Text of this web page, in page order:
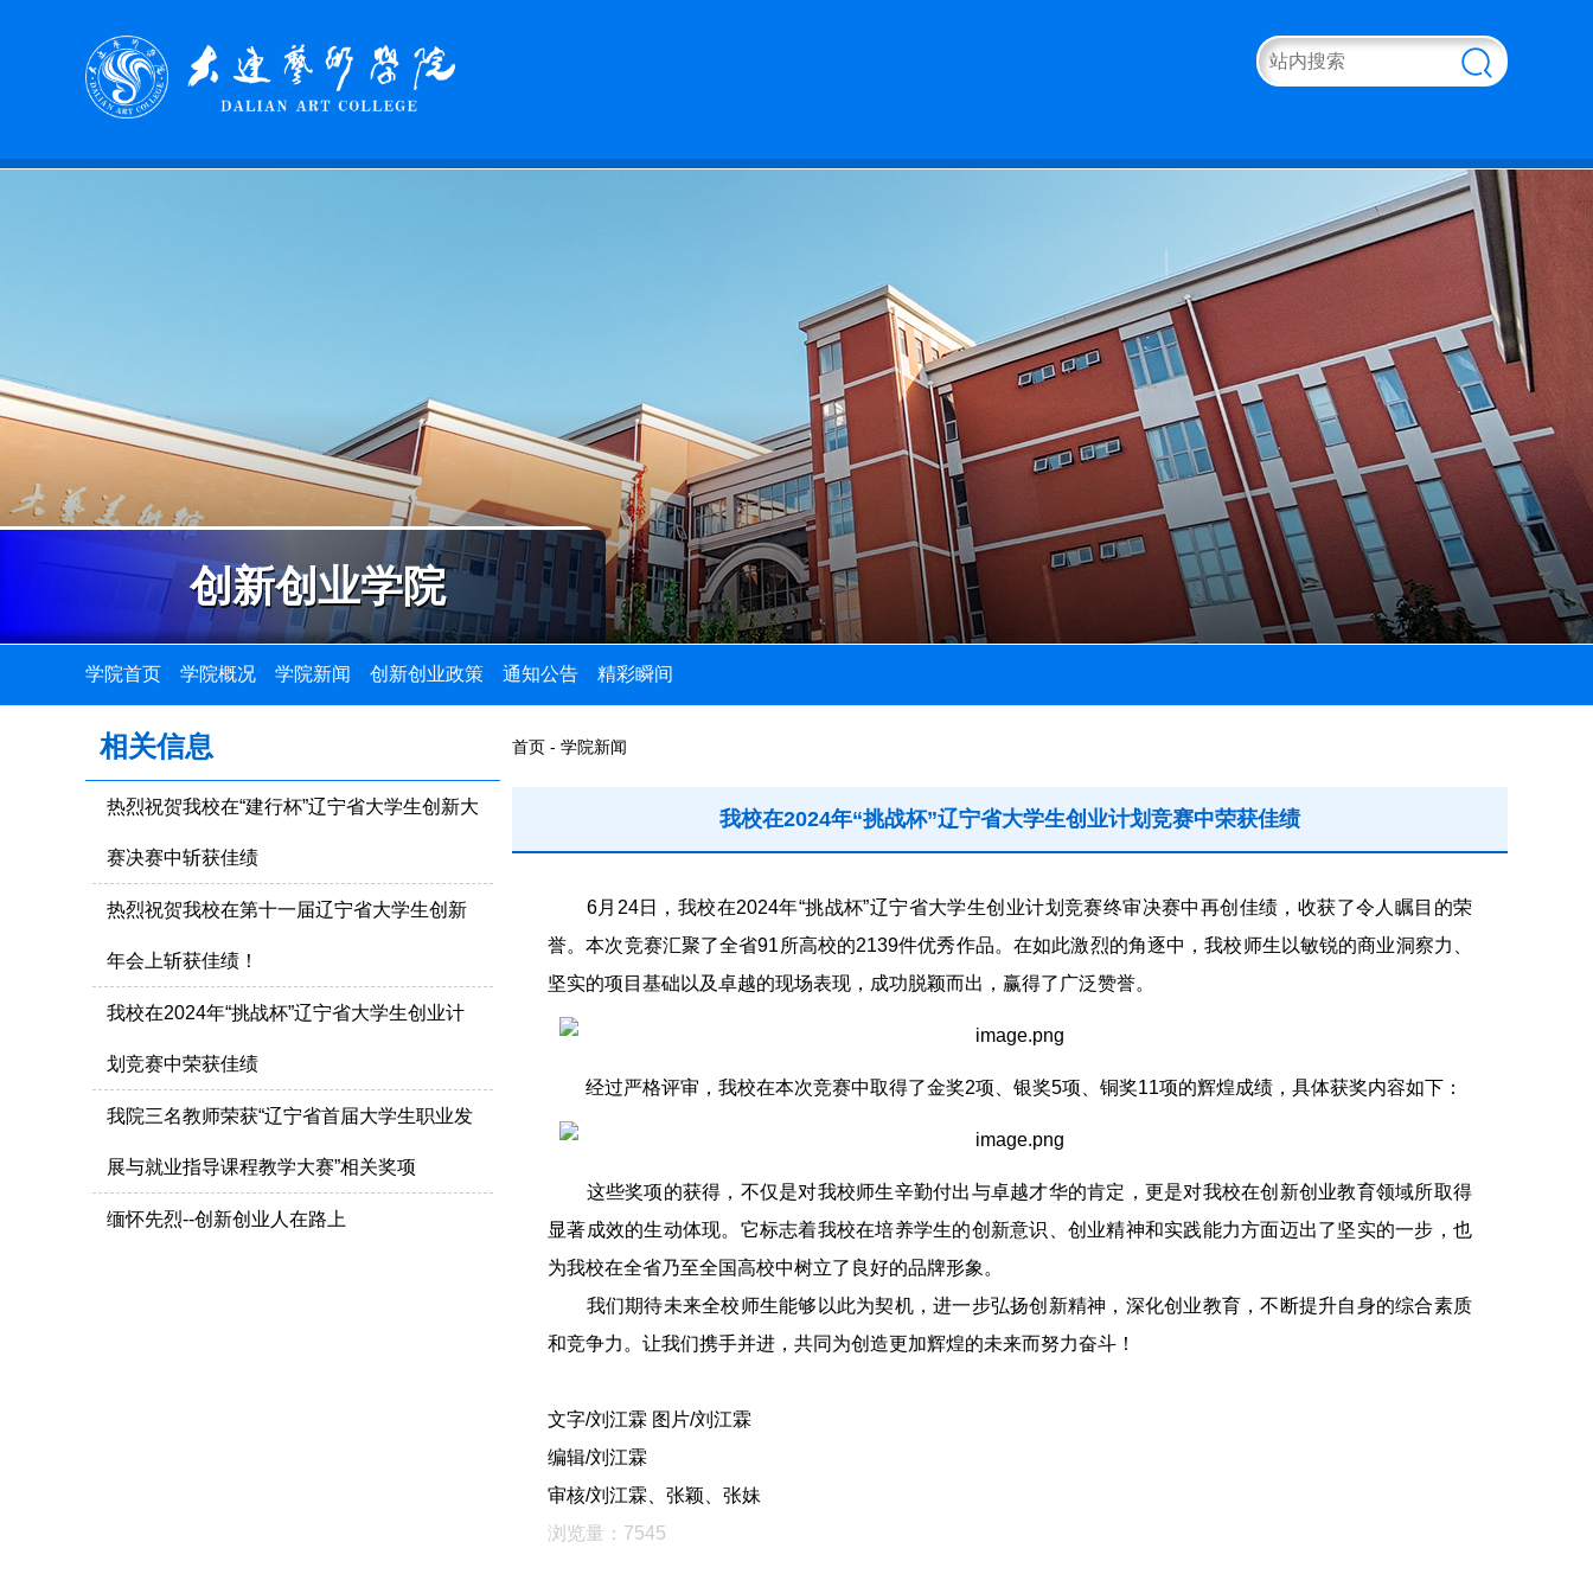
创新创业学院
学院首页 学院概况 学院新闻 创新创业政策 通知公告 精彩瞬间
首页 - 学院新闻
我校在2024年“挑战杯”辽宁省大学生创业计划竞赛中荣获佳绩
6月24日，我校在2024年“挑战杯”辽宁省大学生创业计划竞赛终审决赛中再创佳绩，收获了令人瞩目的荣
誉。本次竞赛汇聚了全省91所高校的2139件优秀作品。在如此激烈的角逐中，我校师生以敏锐的商业洞察力、
坚实的项目基础以及卓越的现场表现，成功脱颖而出，赢得了广泛赞誉。
经过严格评审，我校在本次竞赛中取得了金奖2项、银奖5项、铜奖11项的辉煌成绩，具体获奖内容如下：
这些奖项的获得，不仅是对我校师生辛勤付出与卓越才华的肯定，更是对我校在创新创业教育领域所取得
显著成效的生动体现。它标志着我校在培养学生的创新意识、创业精神和实践能力方面迈出了坚实的一步，也
为我校在全省乃至全国高校中树立了良好的品牌形象。
我们期待未来全校师生能够以此为契机，进一步弘扬创新精神，深化创业教育，不断提升自身的综合素质
和竞争力。让我们携手并进，共同为创造更加辉煌的未来而努力奋斗！
文字/刘江霖 图片/刘江霖
编辑/刘江霖
审核/刘江霖、张颖、张妹
浏览量：7545
相关信息
热烈祝贺我校在“建行杯”辽宁省大学生创新大
赛决赛中斩获佳绩
热烈祝贺我校在第十一届辽宁省大学生创新
年会上斩获佳绩！
我校在2024年“挑战杯”辽宁省大学生创业计
划竞赛中荣获佳绩
我院三名教师荣获“辽宁省首届大学生职业发
展与就业指导课程教学大赛”相关奖项
缅怀先烈--创新创业人在路上